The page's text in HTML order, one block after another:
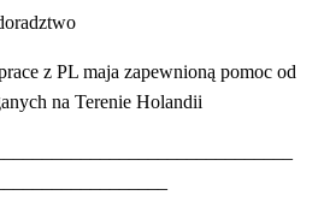
z PL maja zapewnioną pomoc od
na Terenie Holandii